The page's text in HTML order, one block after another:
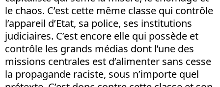
le chaos. C’est cette même classe qui contrôle
l’appareil d’Etat, sa police, ses institutions
judiciaires. C’est encore elle qui possède et
contrôle les grands médias dont l’une des
missions centrales est d’alimenter sans cesse
la propagande raciste, sous n’importe quel